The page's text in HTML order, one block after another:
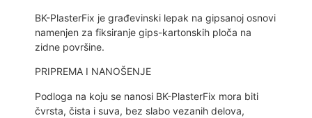
BK-PlasterFix je građevinski lepak na gipsanoj osnovi
namenjen za fiksiranje gips-kartonskih ploča na
zidne površine.
PRIPREMA I NANOŠENJE
Podloga na koju se nanosi BK-PlasterFix mora biti
čvrsta, čista i suva, bez slabo vezanih delova,